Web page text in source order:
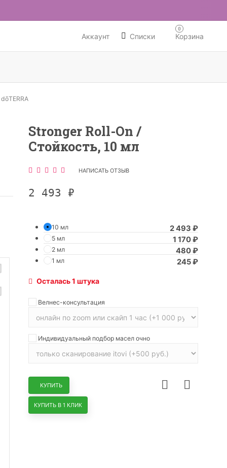
Аккаунт Списки Корзина
0
Stronger Roll-On /
Стойкость, 10 мл
НАПИСАТЬ ОТЗЫВ
2 493 ₽
2 493 ₽
10 мл
1 170₽
5 мл
480₽
2 мл
245₽
1 мл
Осталась 1 штука
Велнес-консультация
Индивидуальный подбор масел очно
КУПИТЬ
КУПИТЬ В 1 КЛИК